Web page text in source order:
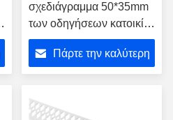
σχεδιάγραμμα 50*35mm
των οδηγήσεων κατοικία
λουρίδων των
οδηγήσεων αλουμινίου
κουζινών
Πάρτε την καλύτερη